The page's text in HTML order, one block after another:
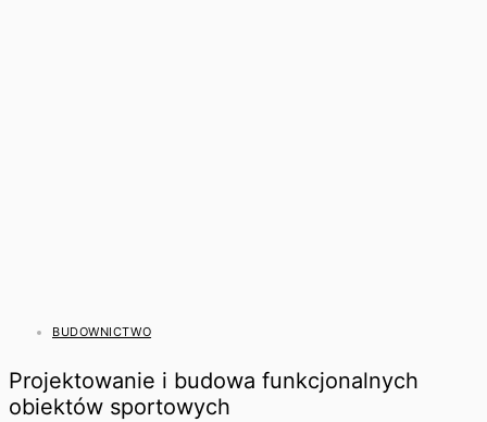
BUDOWNICTWO
Projektowanie i budowa funkcjonalnych
obiektów sportowych